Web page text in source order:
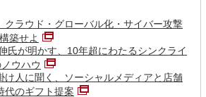
クラウド・グローバル化・サイバー攻撃
築せよ
氏が明かす、10年超にわたるシンクライ
ウハウ
け人に聞く、ソーシャルメディアと店舗
代のギフト提案